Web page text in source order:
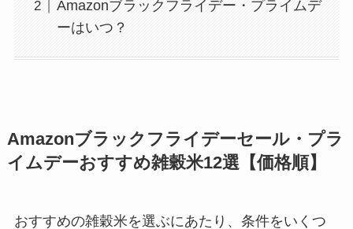
Amazonブラックフライデー・プライムデ
ーはいつ？
Amazonブラックフライデーセール・プラ
イムデーおすすめ雑穀米12選【価格順】
おすすめの雑穀米を選ぶにあたり、条件をいくつ